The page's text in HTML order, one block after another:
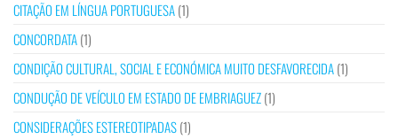
CITAÇÃO EM LÍNGUA PORTUGUESA(1)
CONCORDATA(1)
CONDIÇÃO CULTURAL, SOCIAL E ECONÓMICA MUITO DESFAVORECIDA(1)
CONDUÇÃO DE VEÍCULO EM ESTADO DE EMBRIAGUEZ(1)
CONSIDERAÇÕES ESTEREOTIPADAS(1)